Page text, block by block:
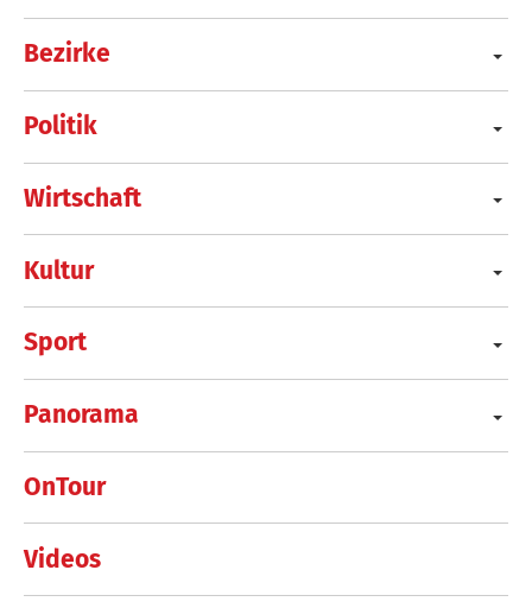
Bezirke
Politik
Wirtschaft
Kultur
Sport
Panorama
OnTour
Videos